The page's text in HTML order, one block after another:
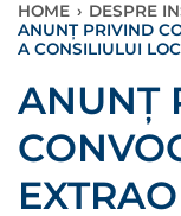
HOME › DESPRE
ANUNȚ PRIVIND
A CONSILIULUI
ANUNȚ